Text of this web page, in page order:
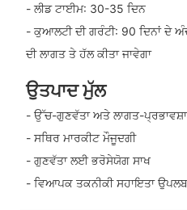
- ਲੀਡ ਟਾਈਮ: 30-35 ਦਿਨ
- ਕੁਆਲਟੀ ਦੀ ਗਰੰਟੀ: 90 ਦਿਨਾਂ ਦੇ
ਦੀ ਲਾਗਤ ਤੇ ਹੱਲ ਕੀਤਾ ਜਾਵੇਗਾ
ਉਤਪਾਦ ਮੁੱਲ
- ਉੱਚ-ਗੁਣਵੱਤਾ ਅਤੇ ਲਾਗਤ-
- ਸਥਿਰ ਮਾਰਕੀਟ ਮੌਜੂਦਗੀ
- ਗੁਣਵੱਤਾ ਲਈ ਭਰੋਸੇਯੋਗ ਸਾਖ
- ਵਿਆਪਕ ਤਕਨੀਕੀ ਸਹਾਇਤਾ